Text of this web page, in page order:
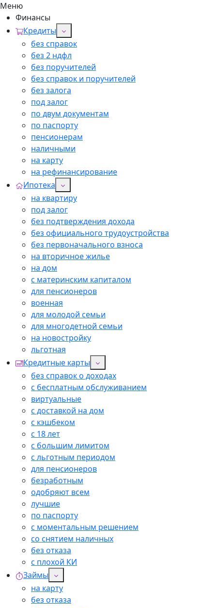
Меню
Финансы
Кредиты
без справок
без 2 ндфл
без поручителей
без справок и поручителей
без залога
под залог
по двум документам
по паспорту
пенсионерам
наличными
на карту
на рефинансирование
Ипотека
на квартиру
под залог
без подтверждения дохода
без официального трудоустройства
без первоначального взноса
на вторичное жилье
на дом
с материнским капиталом
для пенсионеров
военная
для молодой семьи
для многодетной семьи
на новостройку
льготная
Кредитные карты
без справок о доходах
с бесплатным обслуживанием
виртуальные
с доставкой на дом
с кэшбеком
с 18 лет
с большим лимитом
с льготным периодом
для пенсионеров
безработным
одобряют всем
лучшие
по паспорту
с моментальным решением
со снятием наличных
без отказа
с плохой КИ
Займы
на карту
без отказа